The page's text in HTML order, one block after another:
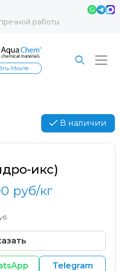
работы
Монте
В наличии
икс)
руб/кг
Telegram